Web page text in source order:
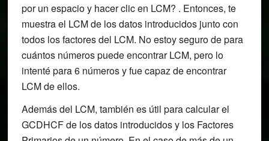
por un espacio y hacer clic en LCM? . Entonces, te
muestra el LCM de los datos introducidos junto con
todos los factores del LCM. No estoy seguro de para
cuántos números puede encontrar LCM, pero lo
intenté para 6 números y fue capaz de encontrar
LCM de ellos.
Además del LCM, también es útil para calcular el
GCDHCF de los datos introducidos y los Factores